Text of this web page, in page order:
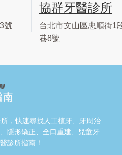
號
協群牙醫診所
台北市文山區忠順街1
巷8號
，快速尋找人工植牙、牙周治
隱形矯正、全口重建、兒童牙
診所指南！